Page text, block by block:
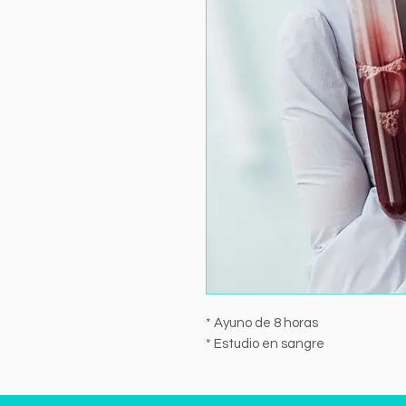
* Ayuno de 8 horas
* Estudio en sangre